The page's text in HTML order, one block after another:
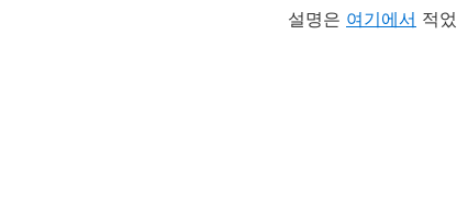
설명은 여기에서 적